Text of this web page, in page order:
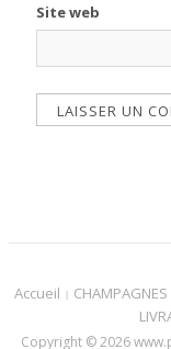
Site web
Accueil CHAMPAGNES
Copyright © 2026